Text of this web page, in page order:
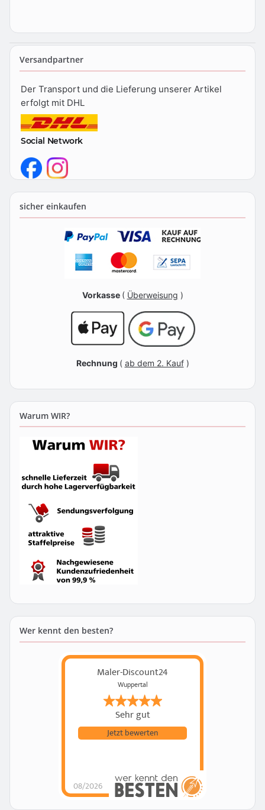
Versandpartner
Der Transport und die Lieferung unserer Artikel
erfolgt mit DHL
Social Network
sicher einkaufen
Vorkasse ( Überweisung )
Rechnung ( ab dem 2. Kauf)
Warum WIR?
Wer kennt den besten?
Maler-Discount24
Wuppertal
Sehr gut
08/2026
Jetzt bewerten